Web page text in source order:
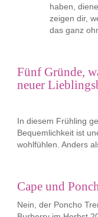
haben,
zeigen dir,
das ganz
Fünf Gründe,
neuer
In diesem Frühling
Bequemlichkeit ist
wohlfühlen. Anders
Cape und
Nein, der Poncho